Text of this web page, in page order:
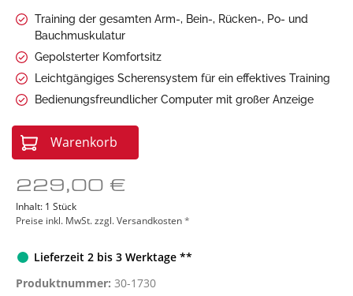
Training der gesamten Arm-, Bein-, Rücken-, Po- und
Bauchmuskulatur
Gepolsterter Komfortsitz
Leichtgängiges Scherensystem für ein effektives Training
Bedienungsfreundlicher Computer mit großer Anzeige
Warenkorb
229,00 €
Inhalt: 1 Stück
Preise inkl. MwSt. zzgl. Versandkosten*
Lieferzeit 2 bis 3 Werktage **
Produktnummer: 30-1730